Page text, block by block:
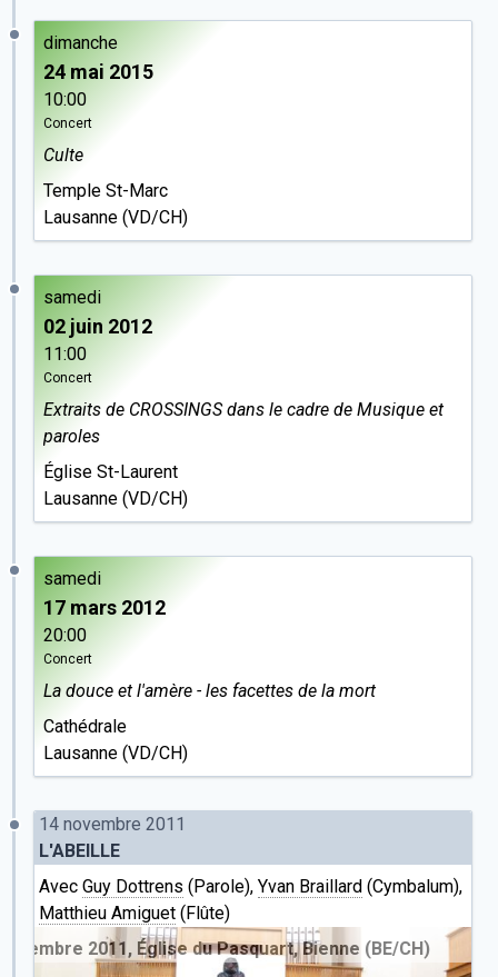
dimanche
24 mai 2015
10:00
Concert
Culte
Temple St-Marc
Lausanne (VD/CH)
samedi
02 juin 2012
11:00
Concert
Extraits de CROSSINGSdans le cadre de Musique et
paroles
Église St-Laurent
Lausanne (VD/CH)
samedi
17 mars 2012
20:00
Concert
La douce et l'amère - les facettes de la mort
Cathédrale
Lausanne (VD/CH)
14 novembre 2011
L'ABEILLE
Avec Guy Dottrens (Parole), Yvan Braillard (Cymbalum),
Matthieu Amiguet (Flûte)
2011, Église du Pasquart, Bienne (BE/CH)